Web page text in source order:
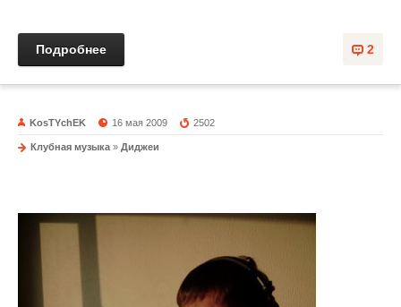
2
Подробнее
KosTYchEK 16 мая 2009 2502
Клубная музыка » Диджеи